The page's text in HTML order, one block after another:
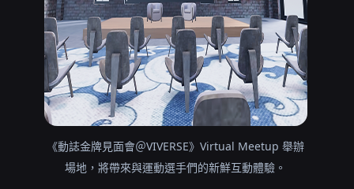
《動誌金牌見面會＠VIVERSE》Virtual Meetup 舉辦
場地，將帶來與運動選手們的新鮮互動體驗。